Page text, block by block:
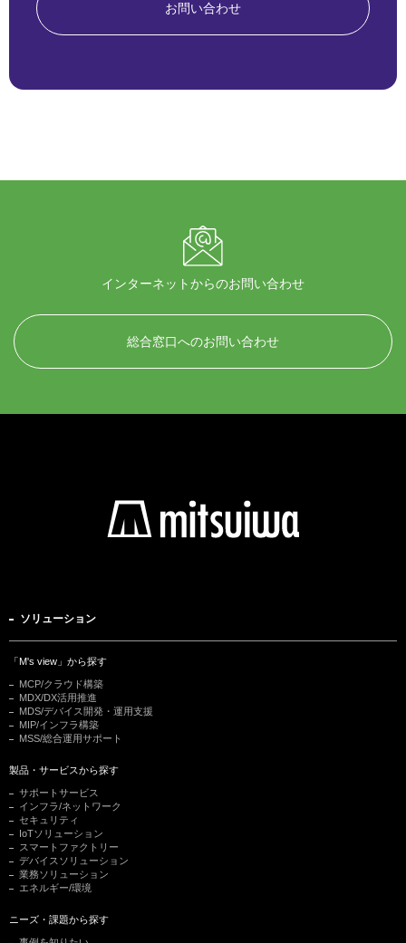
お問い合わせ
インターネットからのお問い合わせ
総合窓口へのお問い合わせ
ソリューション
「M's view」から探す
MCP/クラウド構築
MDX/DX活用推進
MDS/デバイス開発・運用支援
MIP/インフラ構築
MSS/総合運用サポート
製品・サービスから探す
サポートサービス
インフラ/ネットワーク
セキュリティ
IoTソリューション
スマートファクトリー
デバイスソリューション
業務ソリューション
エネルギー/環境
ニーズ・課題から探す